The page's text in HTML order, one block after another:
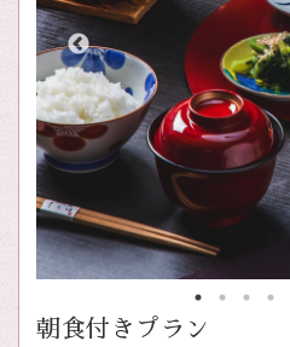
朝食付きプラン